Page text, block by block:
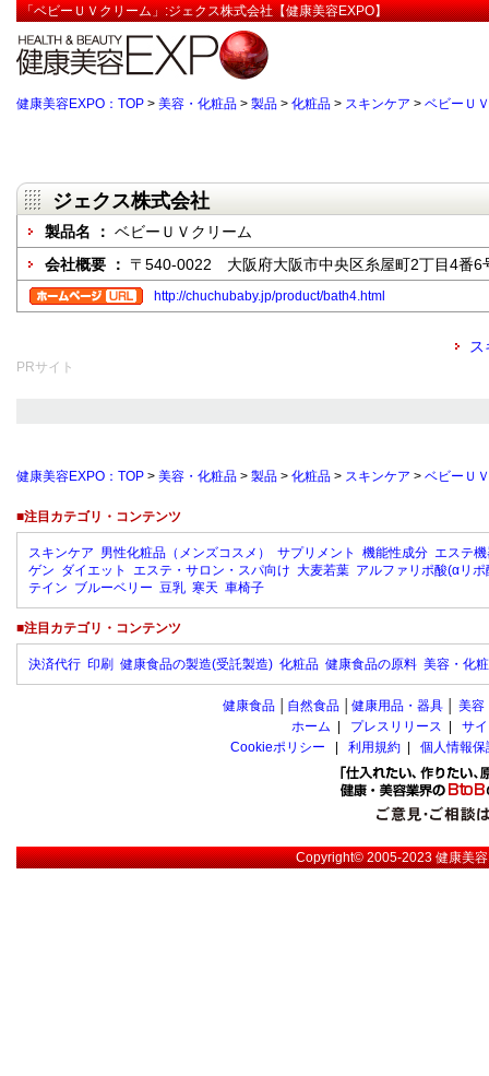
「ベビーＵＶクリーム」:ジェクス株式会社【健康美容EXPO】
健康美容EXPO：TOP > 美容・化粧品 > 製品 > 化粧品 > スキンケア > ベビーＵ
ジェクス株式会社
製品名 ： ベビーＵＶクリーム
会社概要 ： 〒540-0022 大阪府大阪市中央区糸屋町2丁目4番6
http://chuchubaby.jp/product/bath4.html
PRサイト
健康美容EXPO：TOP > 美容・化粧品 > 製品 > 化粧品 > スキンケア > ベビーＵ
■注目カテゴリ・コンテンツ
スキンケア 男性化粧品（メンズコスメ） サプリメント 機能性成分 エステ
ゲン ダイエット エステ・サロン・スパ向け 大麦若葉 アルファリポ酸(αリポ
テイン ブルーベリー 豆乳 寒天 車椅子
■注目カテゴリ・コンテンツ
決済代行 印刷 健康食品の製造(受託製造) 化粧品 健康食品の原料 美容・化
健康食品 自然食品 健康用品・器具 美容
ホーム
プレスリリース
サ
Cookieポリシー
利用規約 個人情報
Copyright© 2005-2023健康美